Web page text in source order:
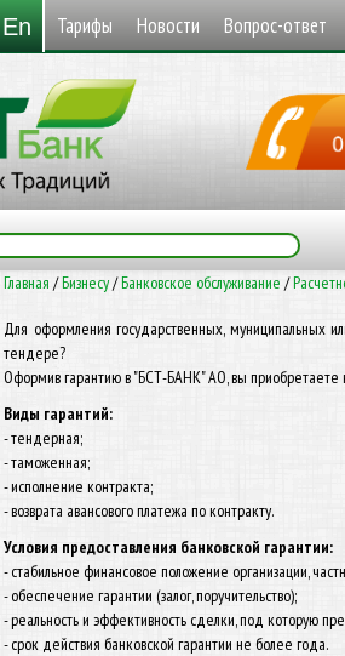
En Тарифы Новости Вопрос-ответ
Главная /Бизнесу/ Банковское обслуживание /
Для оформления государственных, муниципальных
тендере?
Оформив гарантию в "БСТ-БАНК" АО, вы приобретаете
Виды гарантий:
- тендерная;
- таможенная;
- исполнение контракта;
- возврата авансового платежа по контракту.
Условия предоставления банковской гарантии:
- стабильное финансовое положение организации,
- обеспечение гарантии (залог, поручительство);
- реальность и эффективность сделки, под которую
- срок действия банковской гарантии не более года.